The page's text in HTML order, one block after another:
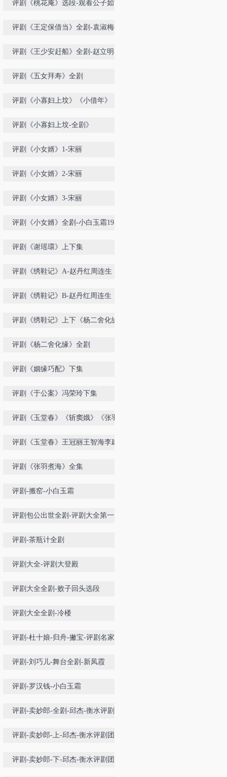
评剧《桃花庵》选段-观看公子如酒
评剧《王定保借当》全剧-袁淑梅-李
评剧《王少安赶船》全剧-赵立明-王
评剧《五女拜寿》全剧
评剧《小寡妇上坟》《小借年》《朱
评剧《小寡妇上坟-全剧》
评剧《小女婿》1-宋丽
评剧《小女婿》2-宋丽
评剧《小女婿》3-宋丽
评剧《小女婿》全剧-小白玉霜1958-
评剧《谢瑶環》上下集
评剧《绣鞋记》A-赵丹红周连生
评剧《绣鞋记》B-赵丹红周连生
评剧《绣鞋记》上下《杨二舍化缘》
评剧《杨二舍化缘》全剧
评剧《姻缘巧配》下集
评剧《于公案》冯荣玲下集
评剧《玉堂春》《斩窦娥》《张羽煮
评剧《玉堂春》王冠丽王智海李建民
评剧《张羽煮海》全集
评剧-搬窑-小白玉霜
评剧包公出世全剧-评剧大全第一集
评剧-茶瓶计全剧
评剧大全-评剧大登殿
评剧大全全剧-败子回头选段
评剧大全全剧-冷楼
评剧-杜十娘-归舟-撇宝-评剧名家马
评剧-刘巧儿-舞台全剧-新凤霞
评剧-罗汉钱-小白玉霜
评剧-卖妙郎-全剧-邱杰-衡水评剧团
评剧-卖妙郎-上-邱杰-衡水评剧团
评剧-卖妙郎-下-邱杰-衡水评剧团